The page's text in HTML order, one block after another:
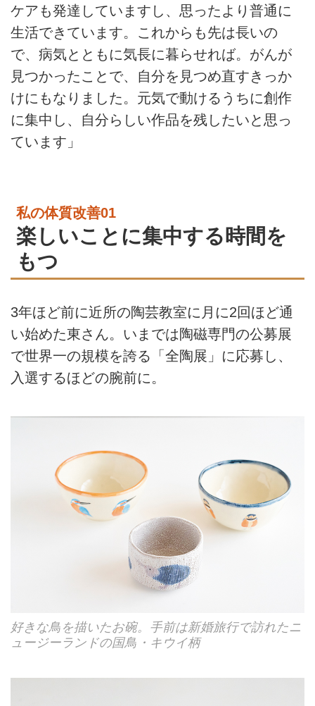
ケアも発達していますし、思ったより普通に
生活できています。これからも先は長いの
で、病気とともに気長に暮らせれば。がんが
見つかったことで、自分を見つめ直すきっか
けにもなりました。元気で動けるうちに創作
に集中し、自分らしい作品を残したいと思っ
ています」
私の体質改善01
楽しいことに集中する時間を
もつ
3年ほど前に近所の陶芸教室に月に2回ほど通
い始めた東さん。いまでは陶磁専門の公募展
で世界一の規模を誇る「全陶展」に応募し、
入選するほどの腕前に。
好きな鳥を描いたお碗。手前は新婚旅行で訪れたニ
ュージーランドの国鳥・キウイ柄